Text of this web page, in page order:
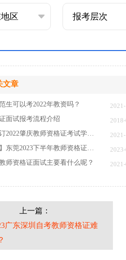
文章
生可以考2022年教资吗？
面试报考流程介绍
师资格证面试主要看什么呢？
上一篇：
广东深圳自考教师资格证难